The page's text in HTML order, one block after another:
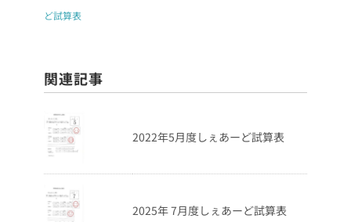
ど試算表
関連記事
2022年5月度しぇあーど試算表
2025年 7月度しぇあーど試算表